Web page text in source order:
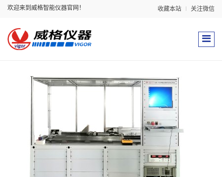
欢迎来到威格智能仪器官网！ 收藏本站 关注微信